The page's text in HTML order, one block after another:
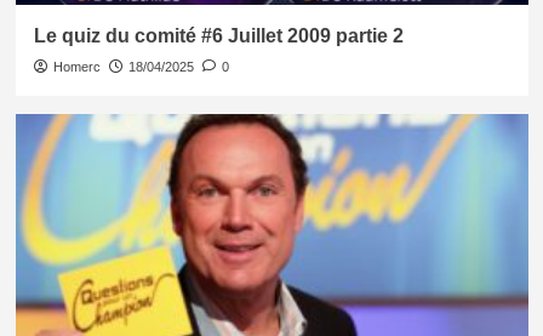
Le quiz du comité #6 Juillet 2009 partie 2
Homerc 18/04/2025 0